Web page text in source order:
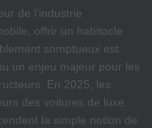
de l’industrie
offrir un habitacle
somptueux est
un enjeu majeur pour les
En 2025, les
des voitures de luxe
la simple notion de